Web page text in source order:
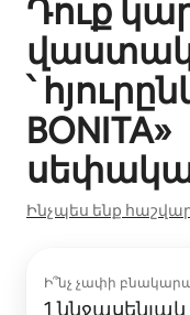
Դուք
՝
BONITA»
Ինչպես ենք
Ի՞նչ չափի
1 ննջասենյակ